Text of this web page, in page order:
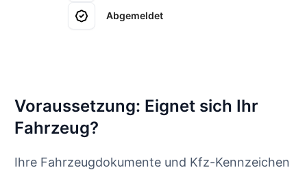
Abgemeldet
Voraussetzung: Eignet sich Ihr
Fahrzeug?
Ihre Fahrzeugdokumente und Kfz-Kennzeichen